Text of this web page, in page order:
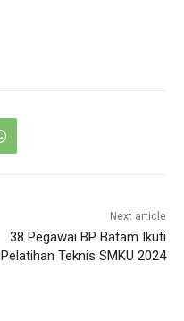
Next article
38 Pegawai BP Batam Ikuti
Pelatihan Teknis SMKU 2024